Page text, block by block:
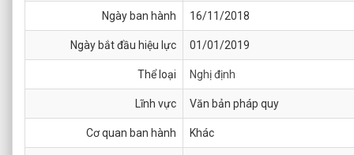
Ngày ban hành 16/11/2018
Ngày bắt đầu hiệu lực 01/01/2019
Thể loại Nghị định
Lĩnh vực Văn bản pháp quy
Cơ quan ban hành Khác